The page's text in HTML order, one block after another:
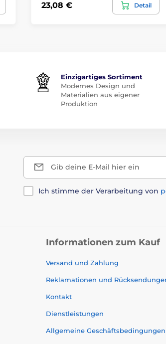
23,08 € Detail
Einzigartiges Sortiment
Modernes Design und
Materialien aus eigener
Produktion
Gib deine E-Mail hier ein
Ich stimme der Verarbeitung von
Informationen zum Kauf
Versand und Zahlung
Reklamationen und
Kontakt
Dienstleistungen
Allgemeine Geschäftsbedingungen